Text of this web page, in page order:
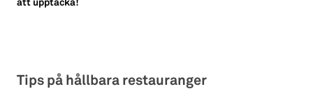
att upptäcka!
Tips på hållbara restauranger